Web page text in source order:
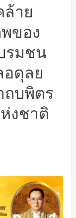
าย
ของ
รมชน
ดุลย
ถบพิตร
งชาติ